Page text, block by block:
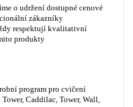
o udržení dostupné cenové
zákazníky
respektují kvalitativní
produkty
program pro cvičení
Caddilac, Tower, Wall,